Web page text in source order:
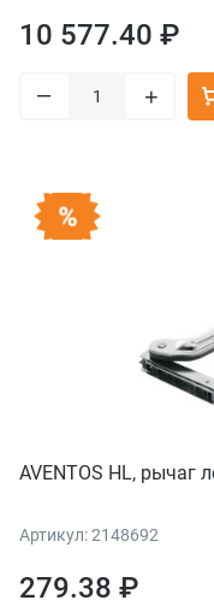
10 577.40 ₽
– +
AVENTOS HL, рычаг
Артикул: 2148692
279.38 ₽